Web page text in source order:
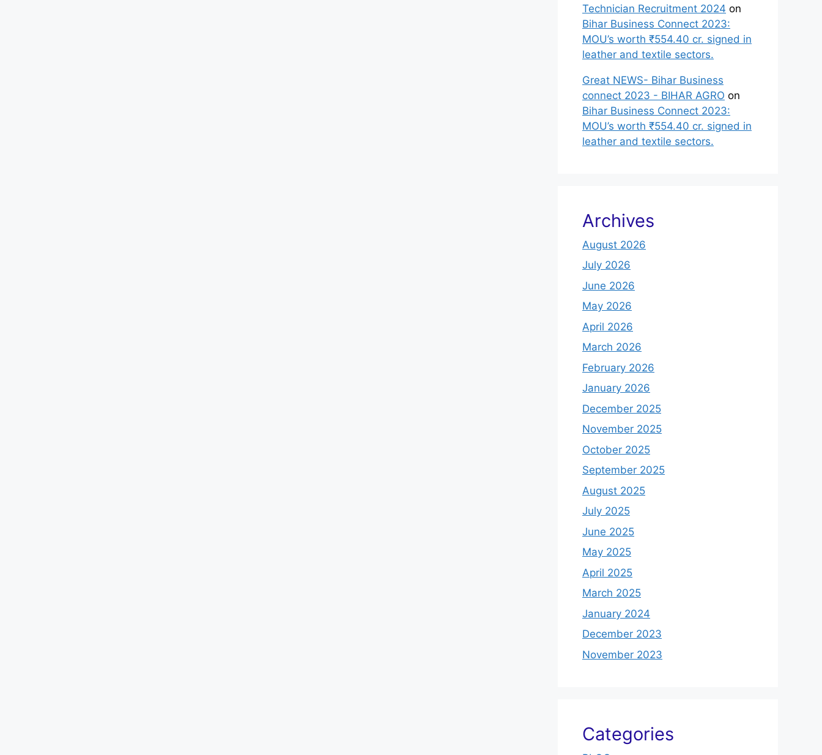
Technician Recruitment 2024 on
Bihar Business Connect 2023:
MOU’s worth ₹554.40 cr. signed in
leather and textile sectors.
Great NEWS- Bihar Business
connect 2023 - BIHAR AGRO on
Bihar Business Connect 2023:
MOU’s worth ₹554.40 cr. signed in
leather and textile sectors.
Archives
August 2026
July 2026
June 2026
May 2026
April 2026
March 2026
February 2026
January 2026
December 2025
November 2025
October 2025
September 2025
August 2025
July 2025
June 2025
May 2025
April 2025
March 2025
January 2024
December 2023
November 2023
Categories